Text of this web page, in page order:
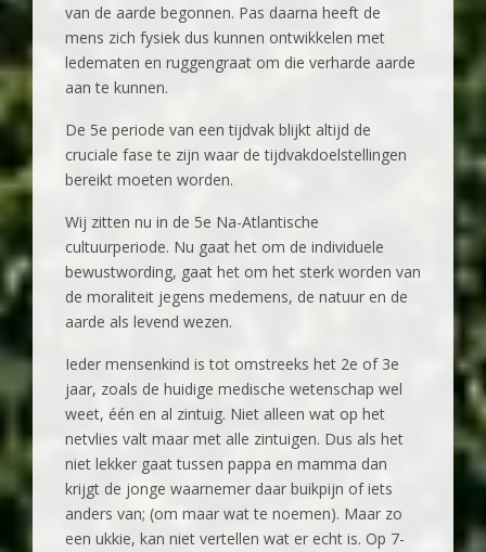
van de aarde begonnen. Pas daarna heeft de
mens zich fysiek dus kunnen ontwikkelen met
ledematen en ruggengraat om die verharde aarde
aan te kunnen.
De 5e periode van een tijdvak blijkt altijd de
cruciale fase te zijn waar de tijdvakdoelstellingen
bereikt moeten worden.
Wij zitten nu in de 5e Na-Atlantische
cultuurperiode. Nu gaat het om de individuele
bewustwording, gaat het om het sterk worden van
de moraliteit jegens medemens, de natuur en de
aarde als levend wezen.
Ieder mensenkind is tot omstreeks het 2e of 3e
jaar, zoals de huidige medische wetenschap wel
weet, één en al zintuig. Niet alleen wat op het
netvlies valt maar met alle zintuigen. Dus als het
niet lekker gaat tussen pappa en mamma dan
krijgt de jonge waarnemer daar buikpijn of iets
anders van; (om maar wat te noemen). Maar zo
een ukkie, kan niet vertellen wat er echt is. Op 7-